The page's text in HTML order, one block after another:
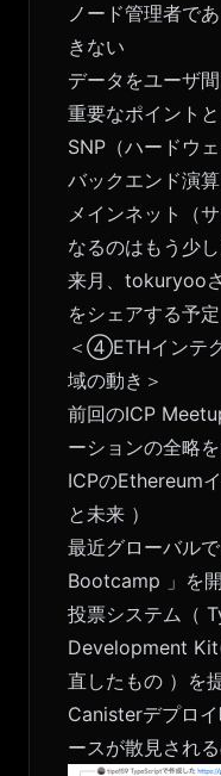
ノード管理者で
きない
データをユーザ
重要なポイント
SNP（ハードウ
バックエンド演
メインネット（
なるのはもう少
来月、tokuryoo
をシェアする予定
＜④ETHインテ
域の動き＞
前回のICP
ーションの全略
ICPのEthereum
と未来 ）
最近グローバル
Bootcamp 」を
投票システム（
Development
直したもの ）を
Canisterデプロ
ースが散見され